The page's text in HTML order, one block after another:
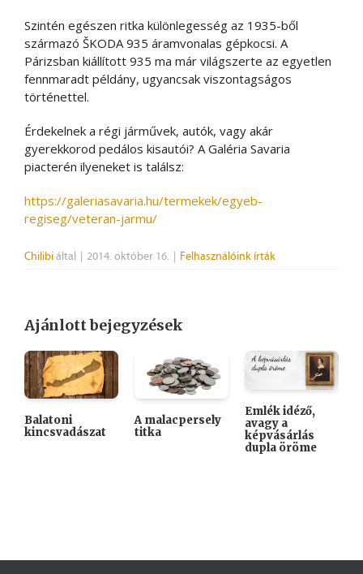
Szintén egészen ritka különlegesség az 1935-ből
származó ŠKODA 935 áramvonalas gépkocsi. A
Párizsban kiállított 935 ma már világszerte az egyetlen
fennmaradt példány, ugyancsak viszontagságos
történettel.
Érdekelnek a régi járművek, autók, vagy akár
gyerekkorod pedálos kisautói? A Galéria Savaria
piacterén ilyeneket is találsz:
https://galeriasavaria.hu/termekek/egyeb-
regiseg/veteran-jarmu/
Chilibiáltal | 2014. október 16. | Felhasználóink írták
Ajánlott bejegyzések
Balatoni
kincsvadászat
A malacpersely
titka
Emlék idéző,
avagy a
képvásárlás
dupla öröme